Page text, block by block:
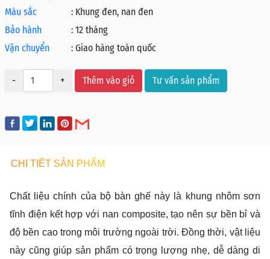
Màu sắc
: Khung đen, nan đen
Bảo hành
: 12 tháng
Vận chuyển
: Giao hàng toàn quốc
- + Thêm vào giỏ Tư vấn sản phẩm
CHI TIẾT SẢN PHẨM
Chất liệu chính của bộ bàn ghế này là khung nhôm sơn
tĩnh điện kết hợp với nan composite, tạo nên sự bền bỉ và
độ bền cao trong môi trường ngoài trời. Đồng thời, vật liệu
này cũng giúp sản phẩm có trọng lượng nhẹ, dễ dàng di